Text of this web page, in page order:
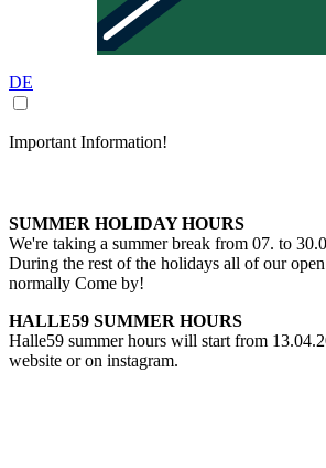
DE
Important Information!
SUMMER HOLIDAY HOURS
We're taking a summer break from 07. to
During the rest of the holidays all of our
normally Come by!
HALLE59 SUMMER HOURS
Halle59 summer hours will start from
website or on instagram.